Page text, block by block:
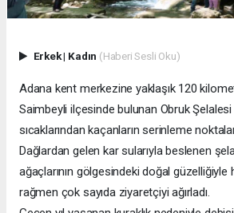
Erkek| Kadın (Haberi Sesli Oku)
Adana kent merkezine yaklaşık 120
Saimbeyli ilçesinde bulunan Obruk Şelalesi
sıcaklarından kaçanların serinleme
Dağlardan gelen kar sularıyla beslenen
ağaçlarının gölgesindeki doğal güzelliğiyle
rağmen çok sayıda ziyaretçiyi ağırladı.